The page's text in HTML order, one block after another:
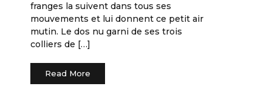
franges la suivent dans tous ses
mouvements et lui donnent ce petit air
mutin. Le dos nu garni de ses trois
colliers de […]
Read More